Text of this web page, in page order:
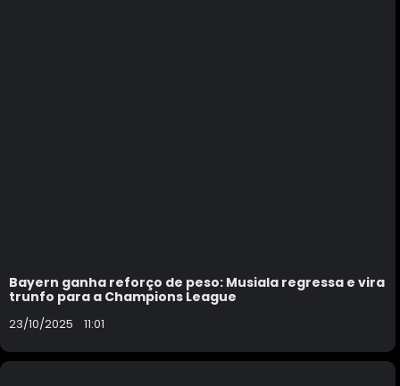
Bayern ganha reforço de peso: Musiala regressa e vira
trunfo para a Champions League
23/10/2025 11:01